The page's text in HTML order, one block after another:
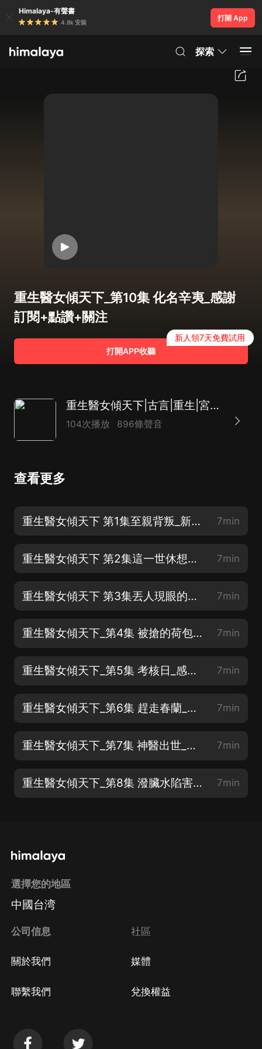
Himalaya-有聲書
4.8k 安裝
打開 App
探索
重生醫女傾天下_第10集 化名辛夷_感謝
訂閱+點讚+關注
打開APP收聽
新人領7天免費試用
重生醫女傾天下|古言|重生|宮鬥|權謀|大女主|AI多播
104次播放 896條聲音
查看更多
重生醫女傾天下 第1集至親背叛_新書上架盼關注點讚評論 7min
重生醫女傾天下 第2集這一世休想再欺我_新書上架盼關注點讚評論 7min
重生醫女傾天下 第3集丟人現眼的東西_新書上架盼關注點讚評論 7min
重生醫女傾天下_第4集 被搶的荷包_感謝訂閱+點讚+關注 7min
重生醫女傾天下_第5集 考核日_感謝訂閱+點讚+關注 7min
重生醫女傾天下_第6集 趕走春蘭_感謝訂閱+點讚+關注 7min
重生醫女傾天下_第7集 神醫出世_感謝訂閱+點讚+關注 7min
重生醫女傾天下_第8集 潑臟水陷害_感謝訂閱+點讚+關注 7min
選擇您的地區
中國台湾
公司信息
關於我們
聯繫我們
社區
媒體
兌換權益